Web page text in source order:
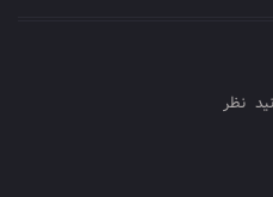
نظر